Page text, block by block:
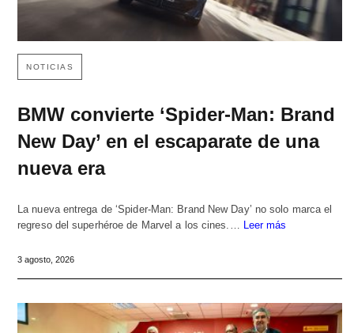
NOTICIAS
BMW convierte ‘Spider-Man: Brand
New Day’ en el escaparate de una
nueva era
La nueva entrega de ‘Spider-Man: Brand New Day’ no solo marca el
regreso del superhéroe de Marvel a los cines.…
Leer más
3 agosto, 2026